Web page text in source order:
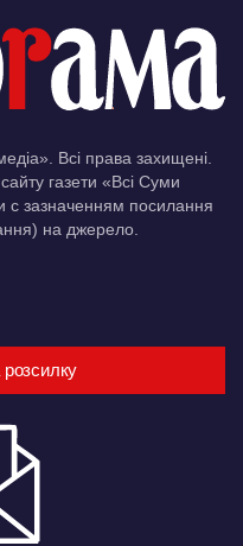
Всі права захищені.
газети «Всі Суми
c зазначенням посилання
на джерело.
розсилку